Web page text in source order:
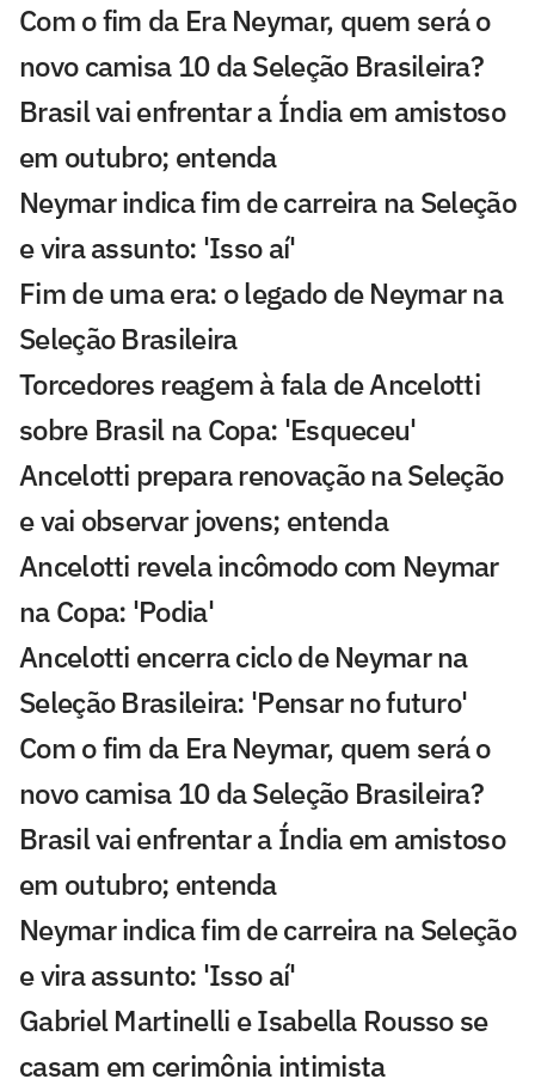
Com o fim da Era Neymar, quem será o
novo camisa 10 da Seleção Brasileira?
Brasil vai enfrentar a Índia em amistoso
em outubro; entenda
Neymar indica fim de carreira na Seleção
e vira assunto: 'Isso aí'
Fim de uma era: o legado de Neymar na
Seleção Brasileira
Torcedores reagem à fala de Ancelotti
sobre Brasil na Copa: 'Esqueceu'
Ancelotti prepara renovação na Seleção
e vai observar jovens; entenda
Ancelotti revela incômodo com Neymar
na Copa: 'Podia'
Ancelotti encerra ciclo de Neymar na
Seleção Brasileira: 'Pensar no futuro'
Com o fim da Era Neymar, quem será o
novo camisa 10 da Seleção Brasileira?
Brasil vai enfrentar a Índia em amistoso
em outubro; entenda
Neymar indica fim de carreira na Seleção
e vira assunto: 'Isso aí'
Gabriel Martinelli e Isabella Rousso se
casam em cerimônia intimista